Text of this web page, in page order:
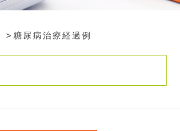
>糖尿病治療経過例